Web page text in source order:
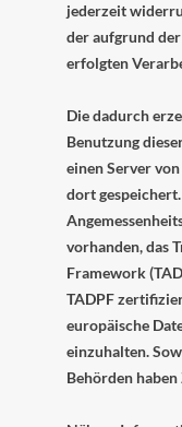
jederzeit
der aufgrund
erfolgten
Die dadurch
Benutzung
einen Server
dort
vorhanden, das
Framework
TADPF
europäische
einzuhalten.
Behörden